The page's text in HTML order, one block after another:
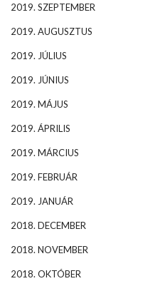
2019. SZEPTEMBER
2019. AUGUSZTUS
2019. JÚLIUS
2019. JÚNIUS
2019. MÁJUS
2019. ÁPRILIS
2019. MÁRCIUS
2019. FEBRUÁR
2019. JANUÁR
2018. DECEMBER
2018. NOVEMBER
2018. OKTÓBER